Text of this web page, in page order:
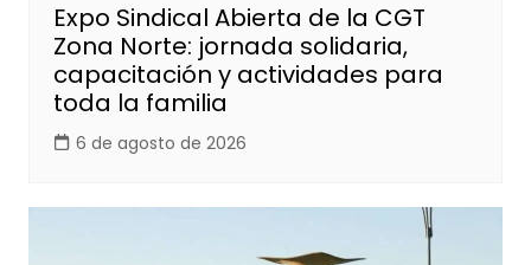
Expo Sindical Abierta de la CGT
Zona Norte: jornada solidaria,
capacitación y actividades para
toda la familia
6 de agosto de 2026